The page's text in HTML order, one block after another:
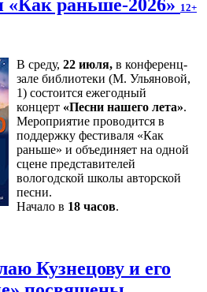
«Как раньше-2026» 12+
В среду, 22 июля, в конференц-
зале библиотеки (М. Ульяновой,
1) состоится ежегодный
концерт «Песни нашего лета».
Мероприятие проводится в
поддержку фестиваля «Как
раньше» и объединяет на одной
сцене представителей
вологодской школы авторской
песни.
Начало в 18 часов.
Кузнецову и его